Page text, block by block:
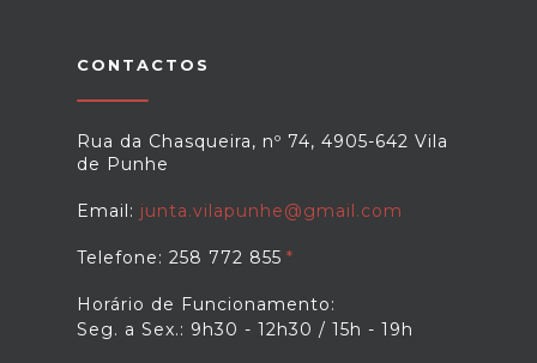
CONTACTOS
Rua da Chasqueira, nº 74, 4905-642 Vila
de Punhe
Email: junta.vilapunhe@gmail.com
Telefone: 258 772 855
Horário de Funcionamento:
Seg. a Sex.: 9h30 - 12h30 / 15h - 19h